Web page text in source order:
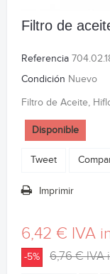
Filtro de
Referencia
Condición Nuevo
Filtro de Aceite,
Disponible
Tweet
Imprimir
6,42 € IVA
-5% 6,76 €IVA